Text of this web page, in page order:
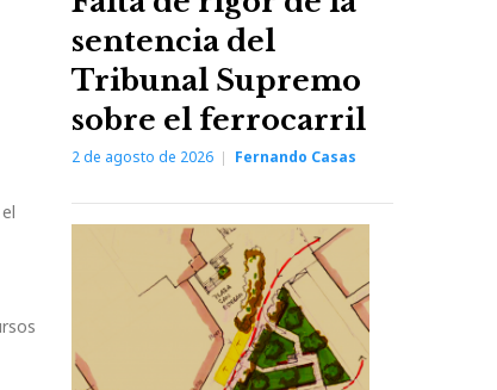
sentencia del
Tribunal Supremo
sobre el ferrocarril
2 de agosto de 2026 Fernando Casas